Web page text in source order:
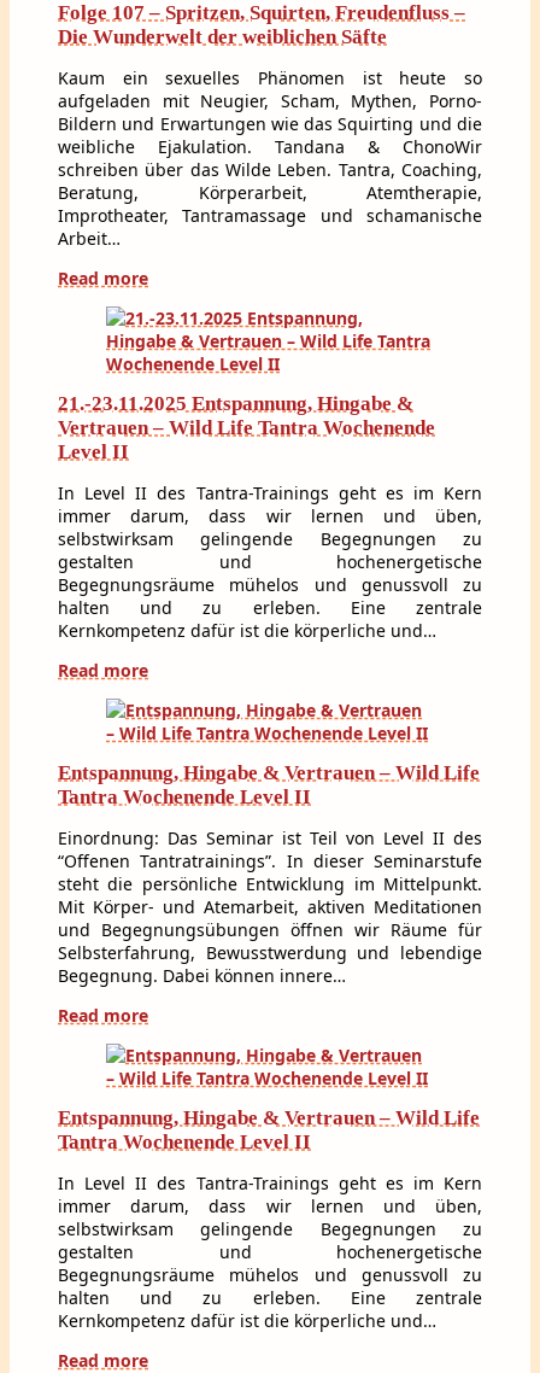
Folge 107 – Spritzen, Squirten, Freudenfluss –
Die Wunderwelt der weiblichen Säfte
Kaum ein sexuelles Phänomen ist heute so
aufgeladen mit Neugier, Scham, Mythen, Porno-
Bildern und Erwartungen wie das Squirting und die
weibliche Ejakulation. Tandana & ChonoWir
schreiben über das Wilde Leben. Tantra, Coaching,
Beratung, Körperarbeit, Atemtherapie,
Improtheater, Tantramassage und schamanische
Arbeit…
Read more
21.-23.11.2025 Entspannung, Hingabe &
Vertrauen – Wild Life Tantra Wochenende
Level II
In Level II des Tantra-Trainings geht es im Kern
immer darum, dass wir lernen und üben,
selbstwirksam gelingende Begegnungen zu
gestalten und hochenergetische
Begegnungsräume mühelos und genussvoll zu
halten und zu erleben. Eine zentrale
Kernkompetenz dafür ist die körperliche und…
Read more
Entspannung, Hingabe & Vertrauen – Wild Life
Tantra Wochenende Level II
Einordnung: Das Seminar ist Teil von Level II des
“Offenen Tantratrainings”. In dieser Seminarstufe
steht die persönliche Entwicklung im Mittelpunkt.
Mit Körper- und Atemarbeit, aktiven Meditationen
und Begegnungsübungen öffnen wir Räume für
Selbsterfahrung, Bewusstwerdung und lebendige
Begegnung. Dabei können innere…
Read more
Entspannung, Hingabe & Vertrauen – Wild Life
Tantra Wochenende Level II
In Level II des Tantra-Trainings geht es im Kern
immer darum, dass wir lernen und üben,
selbstwirksam gelingende Begegnungen zu
gestalten und hochenergetische
Begegnungsräume mühelos und genussvoll zu
halten und zu erleben. Eine zentrale
Kernkompetenz dafür ist die körperliche und…
Read more